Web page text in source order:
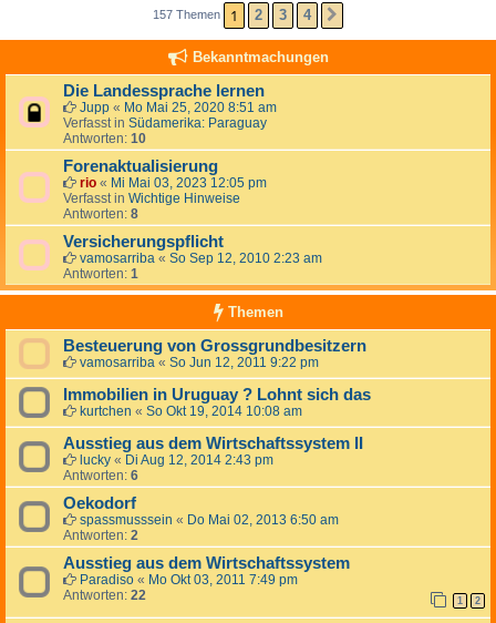
157 Themen 1 2 3 4
Bekanntmachungen
Die Landessprache lernen
Jupp « Mo Mai 25, 2020 8:51 am
Verfasst in Südamerika: Paraguay
Antworten: 10
Forenaktualisierung
rio « Mi Mai 03, 2023 12:05 pm
Verfasst in Wichtige Hinweise
Antworten: 8
Versicherungspflicht
vamosarriba « So Sep 12, 2010 2:23 am
Antworten: 1
Themen
Besteuerung von Grossgrundbesitzern
vamosarriba « So Jun 12, 2011 9:22 pm
Immobilien in Uruguay ? Lohnt sich das
kurtchen « So Okt 19, 2014 10:08 am
Ausstieg aus dem Wirtschaftssystem II
lucky « Di Aug 12, 2014 2:43 pm
Antworten: 6
Oekodorf
spassmusssein « Do Mai 02, 2013 6:50 am
Antworten: 2
Ausstieg aus dem Wirtschaftssystem
Paradiso « Mo Okt 03, 2011 7:49 pm
Antworten: 22 1 2